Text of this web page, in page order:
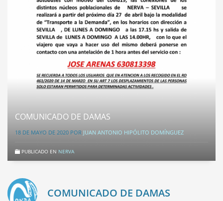
COMUNICADO DE DAMAS
18 DE MAYO DE 2020 POR JUAN ANTONIO HIPÓLITO DOMÍNGUEZ
PUBLICADO EN NERVA
COMUNICADO DE DAMAS